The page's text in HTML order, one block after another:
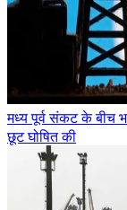
मध्य पूर्व संकट के बीच
छूट घोषित की